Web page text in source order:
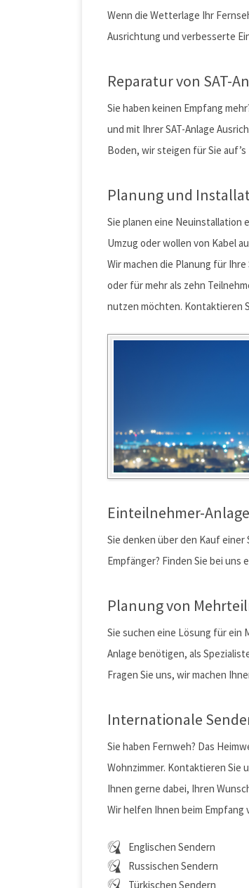
Wenn die Wetterlage Ihr
Ausrichtung und verbesserte
Reparatur von SAT-
Sie haben keinen Empfang
und mit Ihrer SAT-Anlage
Boden, wir steigen für Sie auf’s
Planung und
Sie planen eine Neuinstallation
Umzug oder wollen von Kabel
Wir machen die Planung für
oder für mehr als zehn
nutzen möchten. Kontaktieren
Einteilnehmer-
Sie denken über den Kauf einer
Empfänger? Finden Sie bei uns
Planung von
Sie suchen eine Lösung für ein
Anlage benötigen, als
Fragen Sie uns, wir machen
Internationale
Sie haben Fernweh? Das
Wohnzimmer. Kontaktieren Sie
Ihnen gerne dabei, Ihren
Wir helfen Ihnen beim Empfang
Englischen Sendern
Russischen Sendern
Türkischen Sendern